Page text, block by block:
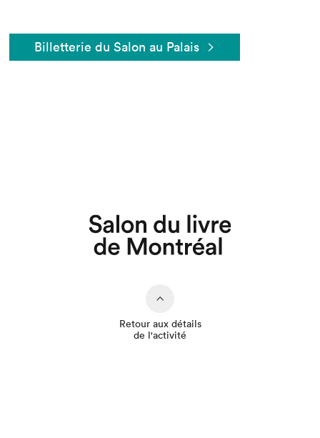
Billetterie du Salon au Palais
Retour aux détails
de l'activité